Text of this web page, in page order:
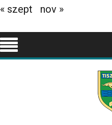
« szept nov »